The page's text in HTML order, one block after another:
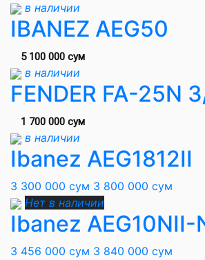
в наличии
IBANEZ AEG50
5 100 000 сум
в наличии
FENDER FA-25N
1 700 000 сум
в наличии
Ibanez AEG1812II
3 300 000 сум 3 800 000 сум
Нет в наличии
Ibanez AEG10NII-
3 456 000 сум 3 840 000 сум